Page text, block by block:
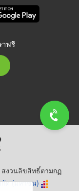
ฟรี
สงวนลิขสิทธิ์ตามกฏ
กัด (มหาชน)